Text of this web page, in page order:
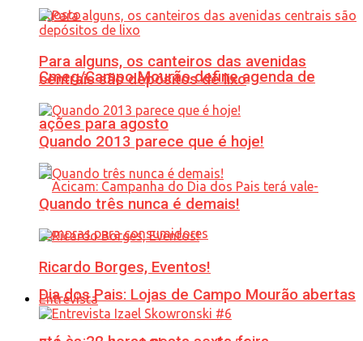
Cmeg/Campo Mourão define agenda de
ações para agosto
Dia dos Pais: Lojas de Campo Mourão abertas
Para alguns, os canteiros das avenidas
centrais são depósitos de lixo
Quando 2013 parece que é hoje!
Quando três nunca é demais!
Ricardo Borges, Eventos!
Entrevista